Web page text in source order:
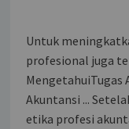
Untuk
profesional juga
MengetahuiTugas
Akuntansi ...
etika profesi